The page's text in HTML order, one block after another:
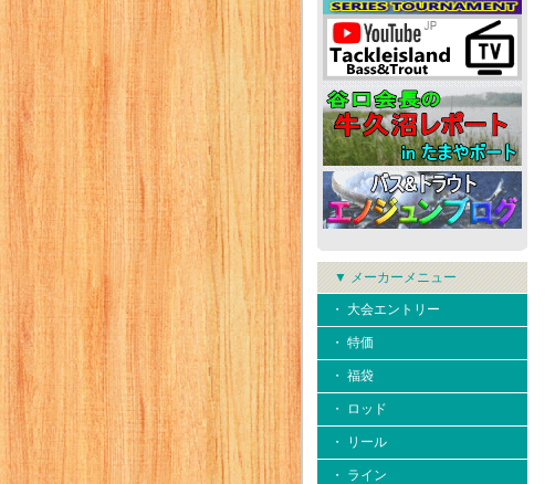
▼ メーカーメニュー
・ 大会エントリー
・ 特価
・ 福袋
・ ロッド
・ リール
・ ライン